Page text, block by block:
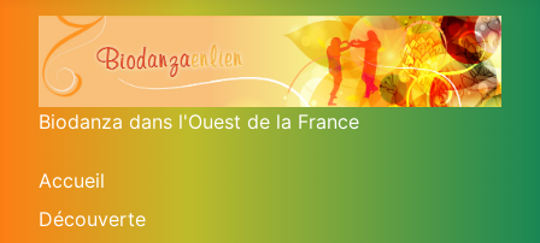
Biodanza dans l'Ouest de la France
Accueil
Découverte